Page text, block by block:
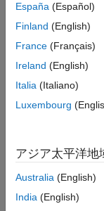
データ値とステ
Stateflow での操
シミュレーショ
存します。
チャートの比較
て変更をマージ
シミュレーショ
チャートから C
ツールの検定と認
España (Español)
Finland (English)
France (Français)
Ireland (English)
Italia (Italiano)
Luxembourg
アジア太平洋地
Australia (English)
India (English)